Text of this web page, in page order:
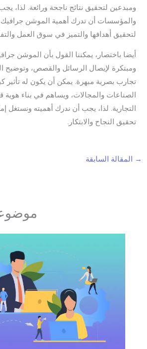
ومبدعين لتحقيق نتائج ناجحة ورائعة. لذا،
والمؤسسات أن تدرك أهمية الموشن جرافيك
لتحقيق أهدافها والتميز في سوق العمل
أيضا باختصار، يمكننا القول بأن الموشن
ومبتكرة لإيصال الرسائل والقصص، وتوضيح
تجارب بصرية مبهرة. يمكن أن يكون له تأثير
الصناعات والمجالات، ويساهم في بناء هوية
التجارية. لذا، يجب أن ندرك أهميته ونستغل
تحقيق النجاح والابتكار.
→ المقالة السابقة